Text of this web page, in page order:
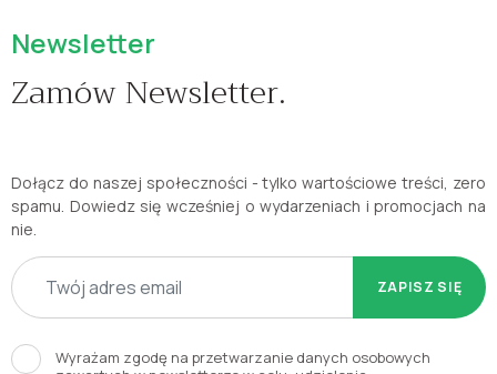
Newsletter
Zamów Newsletter.
Dołącz do naszej społeczności - tylko wartościowe treści, zero
spamu. Dowiedz się wcześniej o wydarzeniach i promocjach na
nie.
ZAPISZ SIĘ
Wyrażam zgodę na przetwarzanie danych osobowych